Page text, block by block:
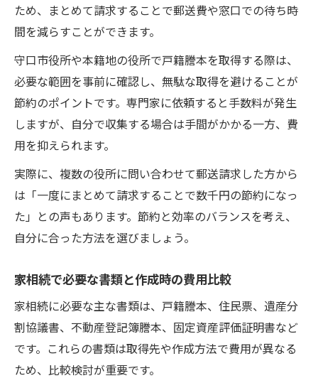
ため、まとめて請求することで郵送費や窓口での待ち時
間を減らすことができます。
守口市役所や本籍地の役所で戸籍謄本を取得する際は、
必要な範囲を事前に確認し、無駄な取得を避けることが
節約のポイントです。専門家に依頼すると手数料が発生
しますが、自分で収集する場合は手間がかかる一方、費
用を抑えられます。
実際に、複数の役所に問い合わせて郵送請求した方から
は「一度にまとめて請求することで数千円の節約になっ
た」との声もあります。節約と効率のバランスを考え、
自分に合った方法を選びましょう。
家相続で必要な書類と作成時の費用比較
家相続に必要な主な書類は、戸籍謄本、住民票、遺産分
割協議書、不動産登記簿謄本、固定資産評価証明書など
です。これらの書類は取得先や作成方法で費用が異なる
ため、比較検討が重要です。